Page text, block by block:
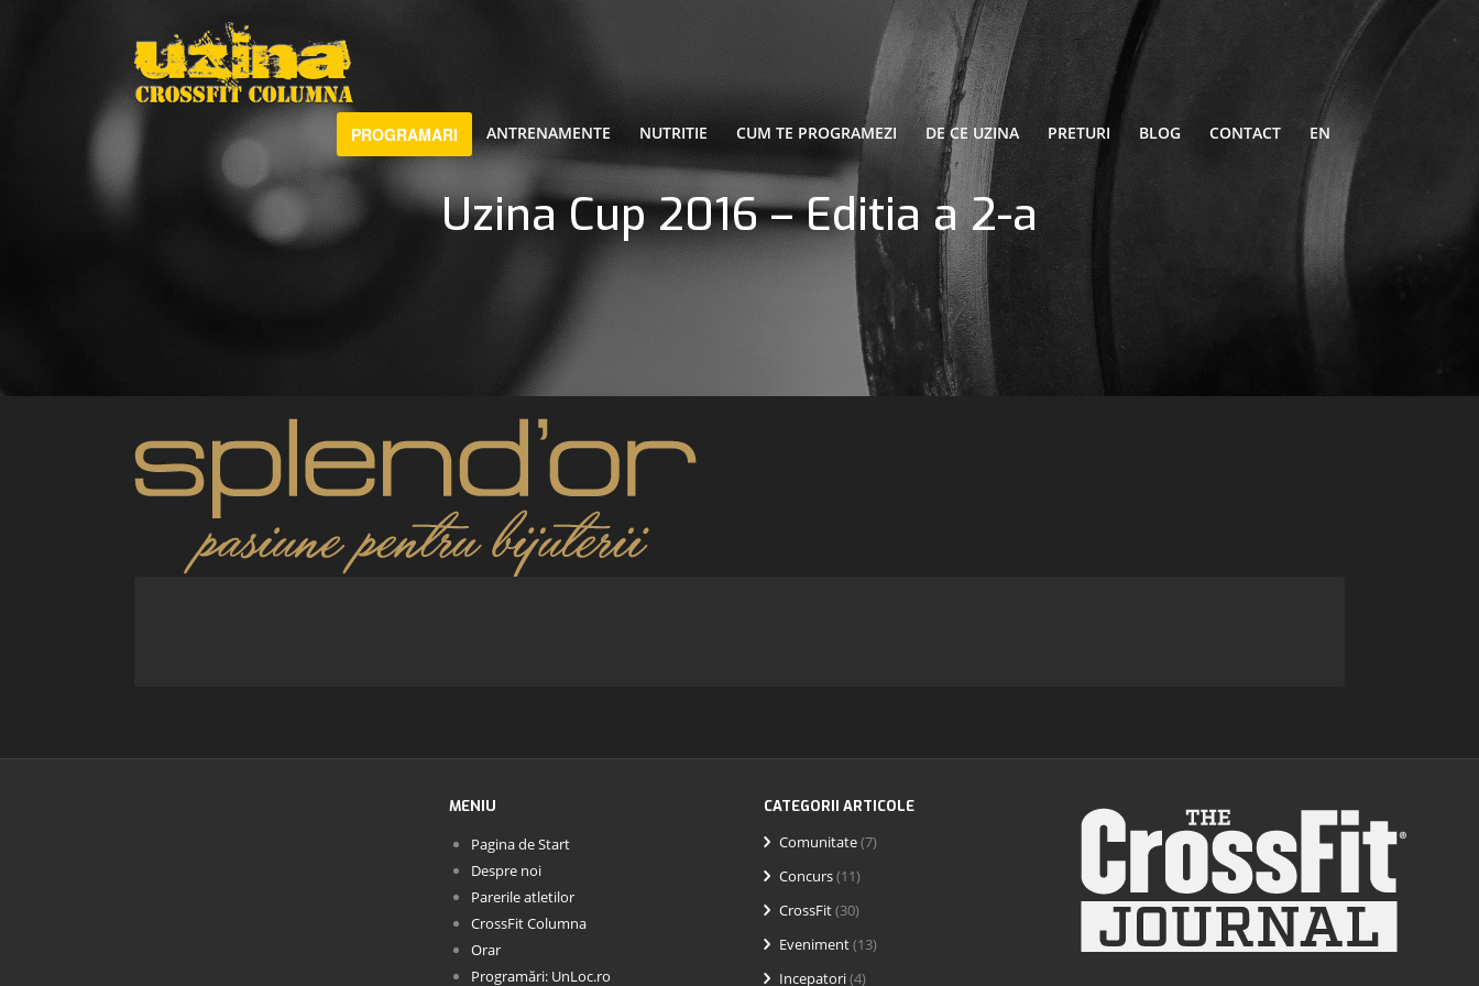
PROGRAMARI ANTRENAMENTE NUTRITIE CUM TE PROGRAMEZI DE CE UZINA PRETURI BLOG CONTACT EN
Uzina Cup 2016 – Editia a 2-a
MENIU
Pagina de Start
Despre noi
Parerile atletilor
CrossFit Columna
Orar
Programări: UnLoc.ro
CATEGORII ARTICOLE
Comunitate(7)
Concurs(11)
CrossFit(30)
Eveniment(13)
Incepatori(4)